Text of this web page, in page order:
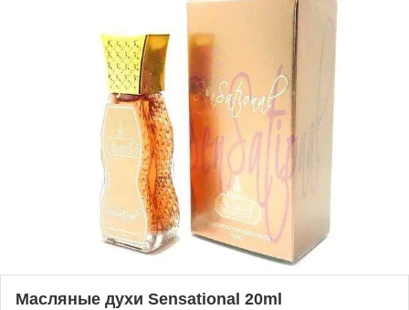
Масляные духи Sensational 20ml